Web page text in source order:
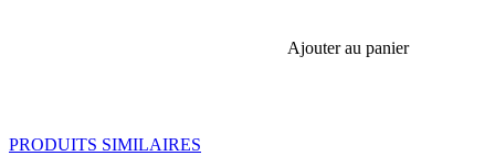
Ajouter au panier
PRODUITS SIMILAIRES